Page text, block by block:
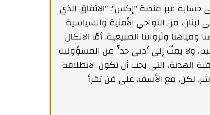
حسابه عبر منصة "إكس": "الاتفاق الذي
من النواحي الأمنية والسياسية
وثرواتنا الطبيعية. أمّا الاتكال
ولا يمتّ إلى أدنى حدٍّ من المسؤولية
الهدنة، التي يجب أن تكون الانطلاقة
لكن، مع الأسف، على مَن تقرأ